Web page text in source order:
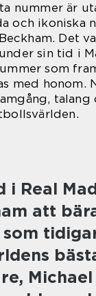
nummer är
och ikoniska
Det
sin tid i
som
med honom.
talang
i Real
att
som